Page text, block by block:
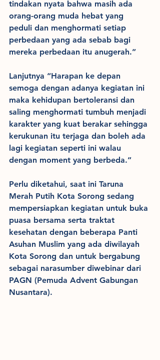
tindakan nyata bahwa masih ada
orang-orang muda hebat yang
peduli dan menghormati setiap
perbedaan yang ada sebab bagi
mereka perbedaan itu anugerah.”
Lanjutnya “Harapan ke depan
semoga dengan adanya kegiatan ini
maka kehidupan bertoleransi dan
saling menghormati tumbuh menjadi
karakter yang kuat berakar sehingga
kerukunan itu terjaga dan boleh ada
lagi kegiatan seperti ini walau
dengan moment yang berbeda.”
Perlu diketahui, saat ini Taruna
Merah Putih Kota Sorong sedang
mempersiapkan kegiatan untuk buka
puasa bersama serta traktat
kesehatan dengan beberapa Panti
Asuhan Muslim yang ada diwilayah
Kota Sorong dan untuk bergabung
sebagai narasumber diwebinar dari
PAGN (Pemuda Advent Gabungan
Nusantara).